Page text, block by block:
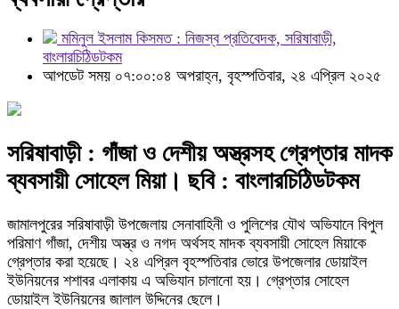
মমিনুল ইসলাম কিসমত : নিজস্ব প্রতিবেদক, সরিষাবাড়ী,
বাংলারচিঠিডটকম
আপডেট সময় ০৭:০০:০৪ অপরাহ্ন, বৃহস্পতিবার, ২৪ এপ্রিল ২০২৫
সরিষাবাড়ী : গাঁজা ও দেশীয় অস্ত্রসহ গ্রেপ্তার মাদক
ব্যবসায়ী সোহেল মিয়া। ছবি : বাংলারচিঠিডটকম
জামালপুরের সরিষাবাড়ী উপজেলায় সেনাবাহিনী ও পুলিশের যৌথ অভিযানে বিপুল
পরিমাণ গাঁজা, দেশীয় অস্ত্র ও নগদ অর্থসহ মাদক ব্যবসায়ী সোহেল মিয়াকে
গ্রেপ্তার করা হয়েছে। ২৪ এপ্রিল বৃহস্পতিবার ভোরে উপজেলার ডোয়াইল
ইউনিয়নের শশাবর এলাকায় এ অভিযান চালানো হয়। গ্রেপ্তার সোহেল
ডোয়াইল ইউনিয়নের জালাল উদ্দিনের ছেলে।